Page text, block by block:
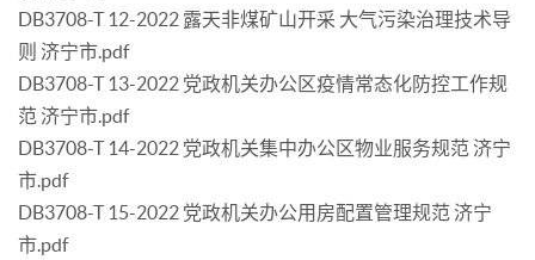
DB3708-T 12-2022 露天非煤矿山开采 大气污染治理技术导
则 济宁市.pdf
DB3708-T 13-2022 党政机关办公区疫情常态化防控工作规
范 济宁市.pdf
DB3708-T 14-2022 党政机关集中办公区物业服务规范 济宁
市.pdf
DB3708-T 15-2022 党政机关办公用房配置管理规范 济宁
市.pdf